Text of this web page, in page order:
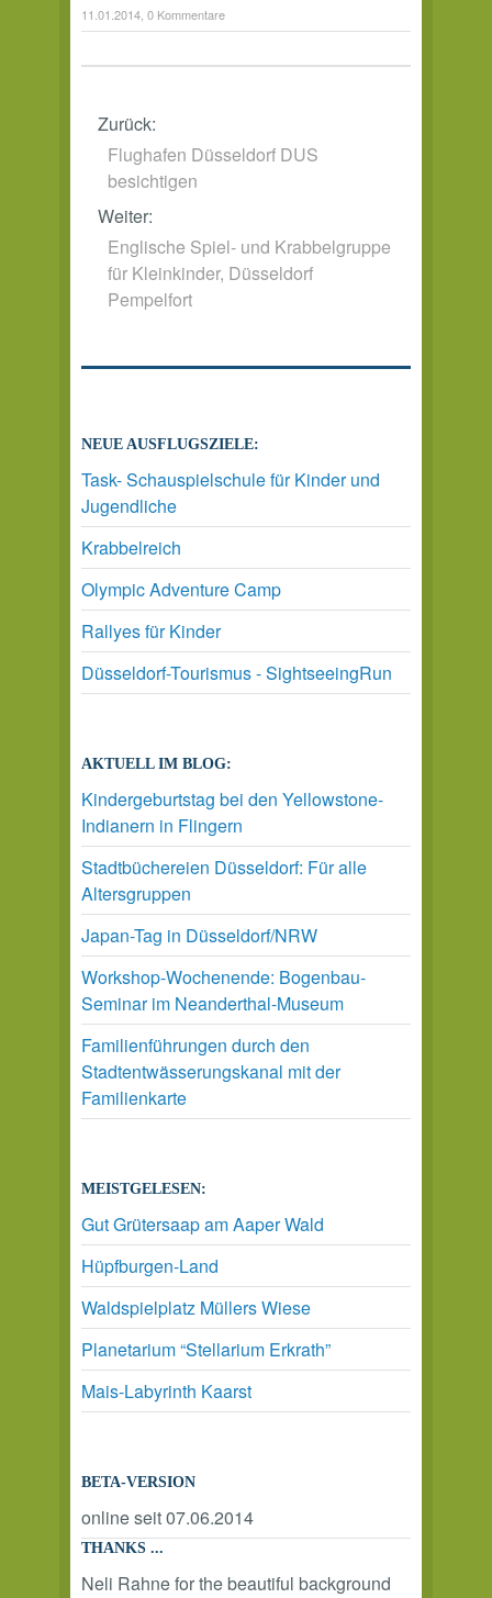
11.01.2014, 0 Kommentare
Zurück:
Flughafen Düsseldorf DUS
besichtigen
Weiter:
Englische Spiel- und Krabbelgruppe
für Kleinkinder, Düsseldorf
Pempelfort
NEUE AUSFLUGSZIELE:
Task- Schauspielschule für Kinder und
Jugendliche
Krabbelreich
Olympic Adventure Camp
Rallyes für Kinder
Düsseldorf-Tourismus - SightseeingRun
AKTUELL IM BLOG:
Kindergeburtstag bei den Yellowstone-
Indianern in Flingern
Stadtbüchereien Düsseldorf: Für alle
Altersgruppen
Japan-Tag in Düsseldorf/NRW
Workshop-Wochenende: Bogenbau-
Seminar im Neanderthal-Museum
Familienführungen durch den
Stadtentwässerungskanal mit der
Familienkarte
MEISTGELESEN:
Gut Grütersaap am Aaper Wald
Hüpfburgen-Land
Waldspielplatz Müllers Wiese
Planetarium “Stellarium Erkrath”
Mais-Labyrinth Kaarst
BETA-VERSION
online seit 07.06.2014
THANKS ...
Neli Rahne for the beautiful background